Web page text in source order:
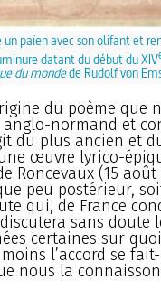
païen avec son olifant et
datant du début du XIV
du mondede Rudolf von
du poème que
normand et
du plus ancien et
œuvre lyrico-
Roncevaux (15
peu postérieur,
qui, de France
sans doute
certaines sur
l’accord se
nous la